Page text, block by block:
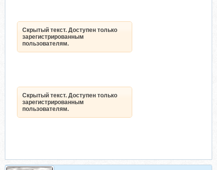
Скрытый текст. Доступен только
зарегистрированным
пользователям.
Скрытый текст. Доступен только
зарегистрированным
пользователям.